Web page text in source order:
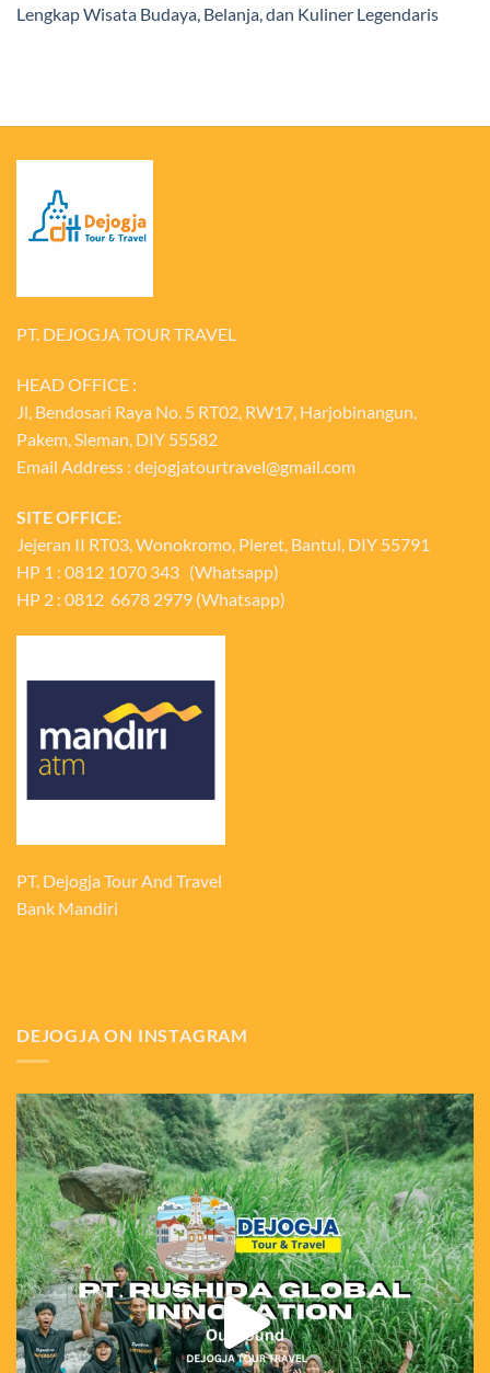
Lengkap Wisata Budaya, Belanja, dan Kuliner Legendaris
PT. DEJOGJA TOUR TRAVEL
HEAD OFFICE :
Jl, Bendosari Raya No. 5 RT02, RW17, Harjobinangun,
Pakem, Sleman, DIY 55582
Email Address : dejogjatourtravel@gmail.com
SITE OFFICE:
Jejeran II RT03, Wonokromo, Pleret, Bantul, DIY 55791
HP 1 : 0812 1070 343 (Whatsapp)
HP 2 : 0812 6678 2979 (Whatsapp)
PT. Dejogja Tour And Travel
Bank Mandiri
DEJOGJA ON INSTAGRAM